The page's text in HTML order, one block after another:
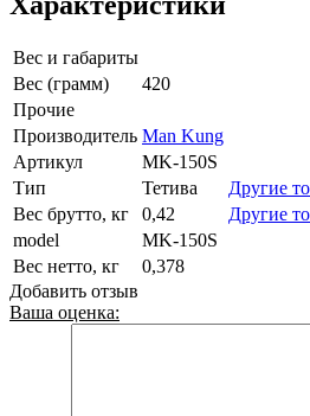
Вес и габариты
Вес (грамм)
420
Прочие
Производитель Man Kung
Артикул
MK-150S
Тип
Тетива
Другие
Вес брутто, кг
0,42
Другие
model
MK-150S
Вес нетто, кг
0,378
Добавить отзыв
Ваша оценка: